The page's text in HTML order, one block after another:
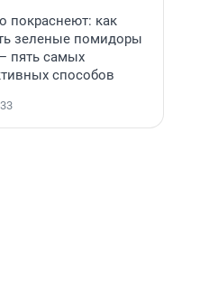
покраснеют: как
зеленые помидоры
пять самых
способов